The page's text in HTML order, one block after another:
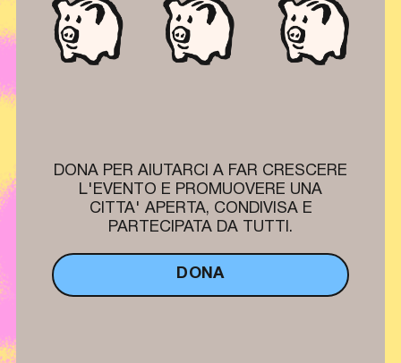
DONA PER AIUTARCI A FAR CRESCERE
L'EVENTO E PROMUOVERE UNA
CITTA' APERTA, CONDIVISA E
PARTECIPATA DA TUTTI.
DONA